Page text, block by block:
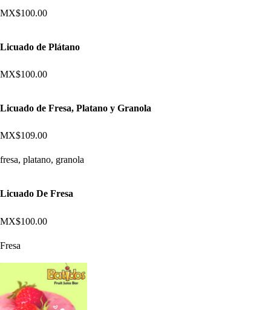
MX$100.00
Licuado de Plátano
MX$100.00
Licuado de Fresa, Platano y Granola
MX$109.00
fresa, platano, granola
Licuado De Fresa
MX$100.00
Fresa